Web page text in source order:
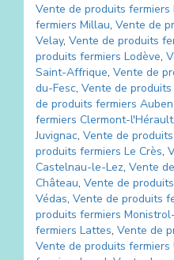
Vente de produits fermiers
fermiers Millau, Vente de
Velay, Vente de produits
produits fermiers Lodève,
Saint-Affrique, Vente de
du-Fesc, Vente de
de produits fermiers
fermiers Clermont-l'Hérault,
Juvignac, Vente de
produits fermiers Le Crès,
Castelnau-le-Lez, Vente
Château, Vente de
Védas, Vente de produits
produits fermiers
fermiers Lattes, Vente de
Vente de produits fermiers